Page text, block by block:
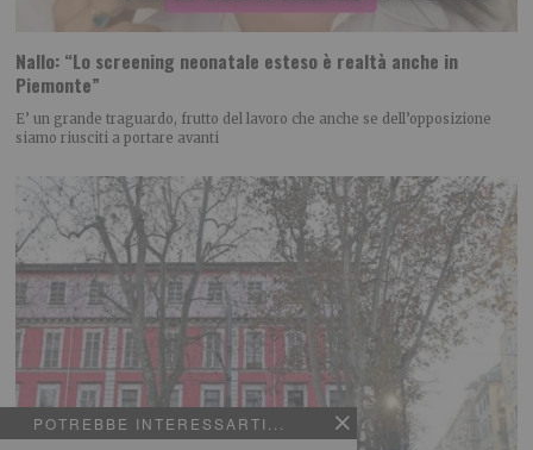
POTREBBE INTERESSARTI...
Nallo: “Lo screening neonatale esteso è realtà anche in
Piemonte”
E’ un grande traguardo, frutto del lavoro che anche se dell’opposizione
siamo riusciti a portare avanti